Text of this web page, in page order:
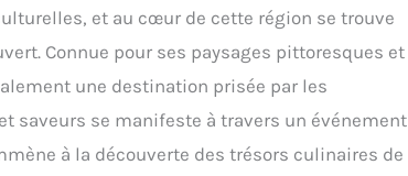
et au cœur de cette région se trouve
Connue pour ses paysages pittoresques et
une destination prisée par les
saveurs se manifeste à travers un événement
à la découverte des trésors culinaires de